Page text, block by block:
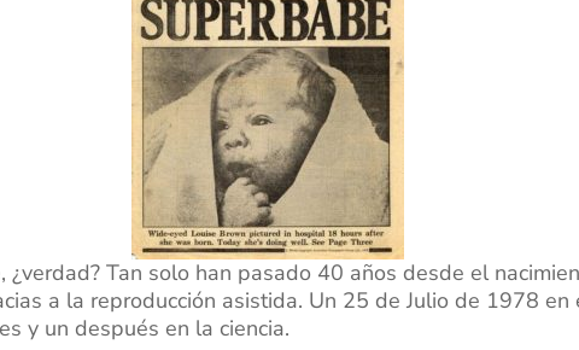
¿verdad? Tan solo han pasado 40 años desde el
a la reproducción asistida. Un 25 de Julio de 1978 en
y un después en la ciencia.